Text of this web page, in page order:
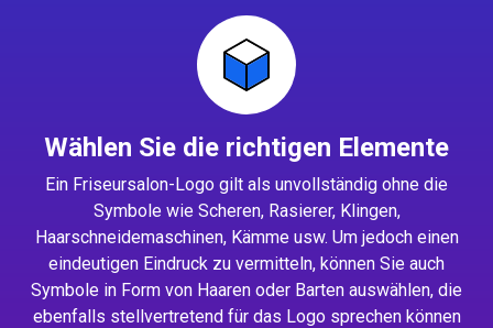
Wählen Sie die richtigen Elemente
Ein Friseursalon-Logo gilt als unvollständig ohne die
Symbole wie Scheren, Rasierer, Klingen,
Haarschneidemaschinen, Kämme usw. Um jedoch einen
eindeutigen Eindruck zu vermitteln, können Sie auch
Symbole in Form von Haaren oder Barten auswählen, die
ebenfalls stellvertretend für das Logo sprechen können